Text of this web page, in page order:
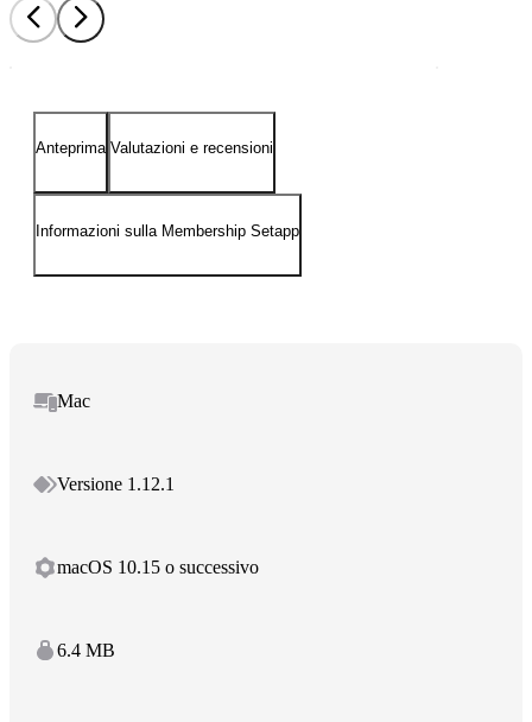
Anteprima Valutazioni e recensioni
Informazioni sulla Membership Setapp
Mac
Versione 1.12.1
macOS 10.15 o successivo
6.4 MB